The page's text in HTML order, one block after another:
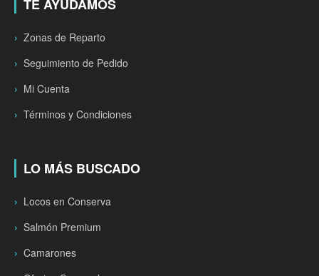
TE AYUDAMOS
Zonas de Reparto
Seguimiento de Pedido
Mi Cuenta
Términos y Condiciones
LO MÁS BUSCADO
Locos en Conserva
Salmón Premium
Camarones